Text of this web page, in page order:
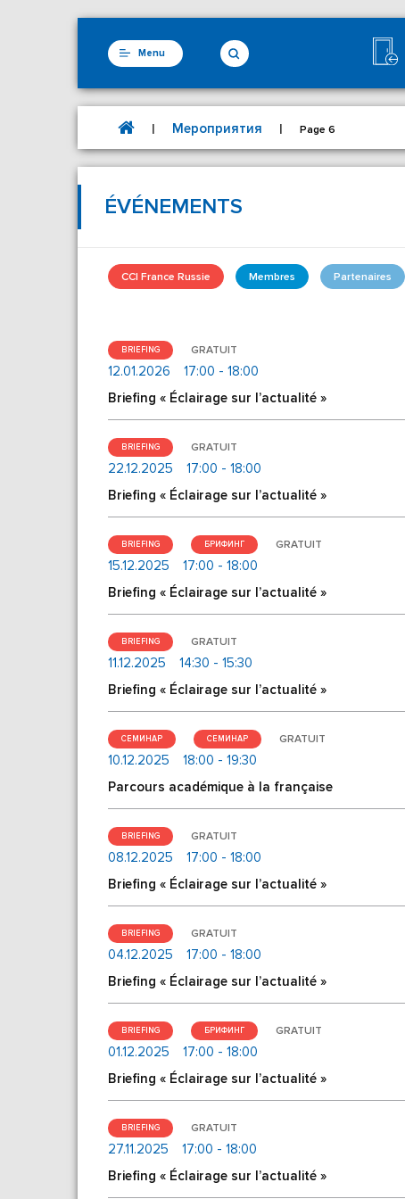
Menu
| Мероприятия | Page 6
ÉVÉNEMENTS
CCI France Russie Membres Partenaires
BRIEFING GRATUIT
12.01.2026
17:00 - 18:00
Briefing « Éclairage sur l’actualité »
BRIEFING GRATUIT
22.12.2025
17:00 - 18:00
Briefing « Éclairage sur l’actualité »
BRIEFING БРИФИНГ GRATUIT
15.12.2025
17:00 - 18:00
Briefing « Éclairage sur l’actualité »
BRIEFING GRATUIT
11.12.2025
14:30 - 15:30
Briefing « Éclairage sur l’actualité »
СЕМИНАР СЕМИНАР GRATUIT
10.12.2025
18:00 - 19:30
Parcours académique à la française
BRIEFING GRATUIT
08.12.2025
17:00 - 18:00
Briefing « Éclairage sur l’actualité »
BRIEFING GRATUIT
04.12.2025
17:00 - 18:00
Briefing « Éclairage sur l’actualité »
BRIEFING БРИФИНГ GRATUIT
01.12.2025
17:00 - 18:00
Briefing « Éclairage sur l’actualité »
BRIEFING GRATUIT
27.11.2025
17:00 - 18:00
Briefing « Éclairage sur l’actualité »